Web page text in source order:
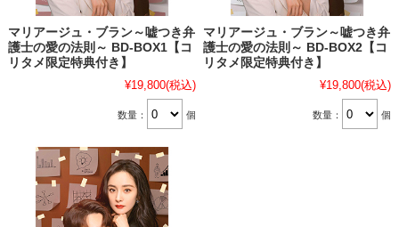
マリアージュ・ブラン～嘘つき弁
護士の愛の法則～ BD-BOX1【コ
リタメ限定特典付き】
¥19,800(税込)
数量： 個
マリアージュ・ブラン～嘘つき弁
護士の愛の法則～ BD-BOX2【コ
リタメ限定特典付き】
¥19,800(税込)
数量： 個